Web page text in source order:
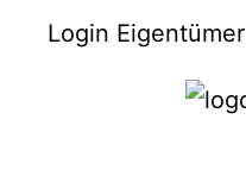
Login Eigentümer